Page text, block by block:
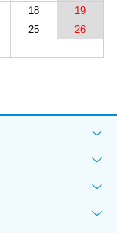
18
19
25
26